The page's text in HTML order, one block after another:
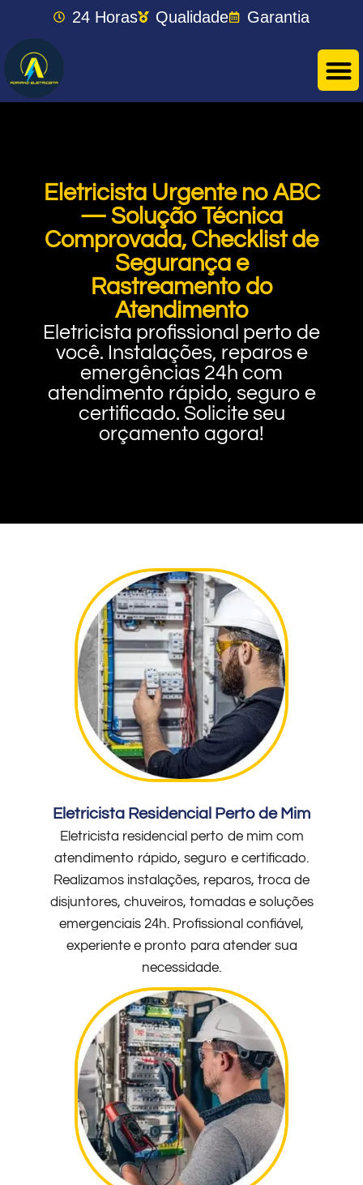
24 Horas Qualidade Garantia
Eletricista Urgente no ABC
— Solução Técnica
Comprovada, Checklist de
Segurança e
Rastreamento do
Atendimento
Eletricista profissional perto de
você. Instalações, reparos e
emergências 24h com
atendimento rápido, seguro e
certificado. Solicite seu
orçamento agora!
Eletricista Residencial Perto de Mim
Eletricista residencial perto de mim com
atendimento rápido, seguro e certificado.
Realizamos instalações, reparos, troca de
disjuntores, chuveiros, tomadas e soluções
emergenciais 24h. Profissional confiável,
experiente e pronto para atender sua
necessidade.